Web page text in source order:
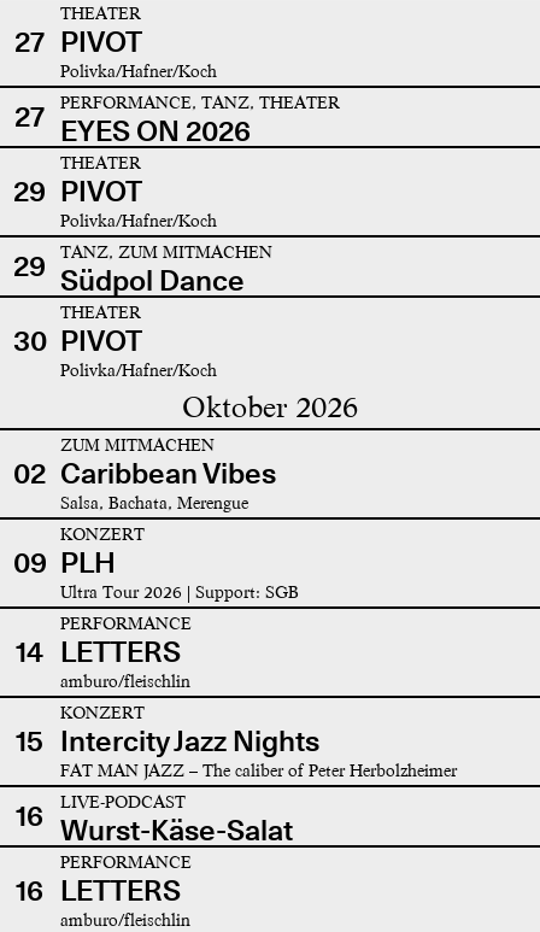
27
THEATER
PIVOT
Polivka/Hafner/Koch
27 PERFORMANCE, TANZ, THEATER
EYES ON 2026
29
THEATER
PIVOT
Polivka/Hafner/Koch
29 TANZ, ZUM MITMACHEN
Südpol Dance
30
THEATER
PIVOT
Polivka/Hafner/Koch
Oktober 2026
02
ZUM MITMACHEN
Caribbean Vibes
Salsa, Bachata, Merengue
09
KONZERT
PLH
Ultra Tour 2026 | Support: SGB
14
PERFORMANCE
LETTERS
amburo/fleischlin
15
KONZERT
Intercity Jazz Nights
FAT MAN JAZZ – The caliber of Peter Herbolzheimer
16 LIVE-PODCAST
Wurst-Käse-Salat
16
PERFORMANCE
LETTERS
amburo/fleischlin